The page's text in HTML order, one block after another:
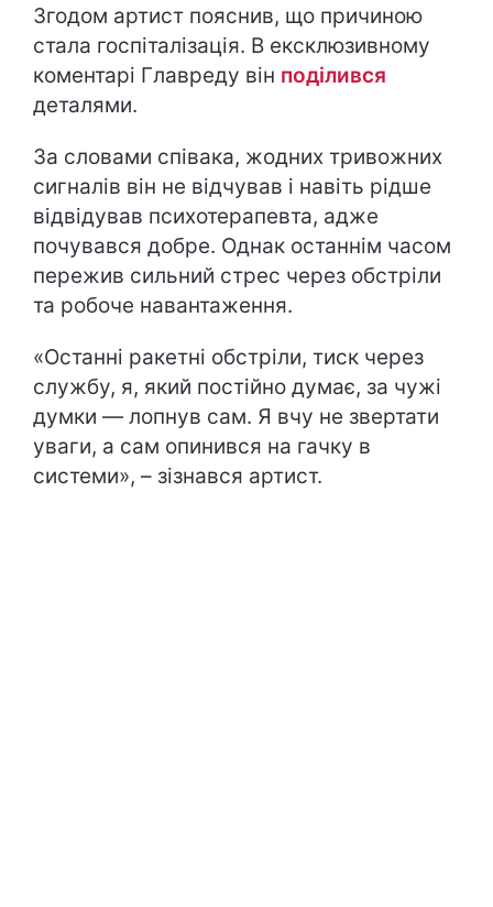
Згодом артист пояснив, що причиною
стала госпіталізація. В ексклюзивному
коментарі Главреду він поділився
деталями.
За словами співака, жодних тривожних
сигналів він не відчував і навіть рідше
відвідував психотерапевта, адже
почувався добре. Однак останнім часом
пережив сильний стрес через обстріли
та робоче навантаження.
«Останні ракетні обстріли, тиск через
службу, я, який постійно думає, за чужі
думки — лопнув сам. Я вчу не звертати
уваги, а сам опинився на гачку в
системи», – зізнався артист.